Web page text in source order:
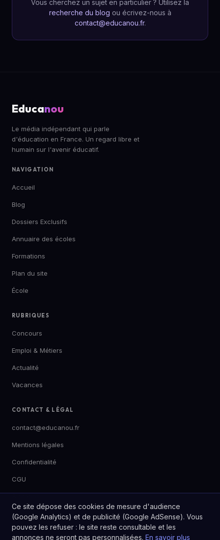
Vous cherchez un sujet en particulier ? Utilisez la
recherche du blog ou écrivez-nous à
contact@educanou.fr.
Educanou
Le média indépendant qui parle
d'éducation en France. Un regard libre et
humain sur l'avenir éducatif.
NAVIGATION
Accueil
Blog
Dossiers Exclusifs
Annuaire des écoles
Formations
Plan du site
École
RUBRIQUES
Concours
Emploi & Métiers
Actualité
Vacances
CONTACT & LÉGAL
contact@educanou.fr
Mentions légales
Confidentialité
CGU
Ce site dépose des cookies de mesure d'audience
(Google Analytics) et de publicité (Google AdSense). Vous
pouvez les refuser : le site reste consultable et les
annonces ne seront pas personnalisées. En savoir plus